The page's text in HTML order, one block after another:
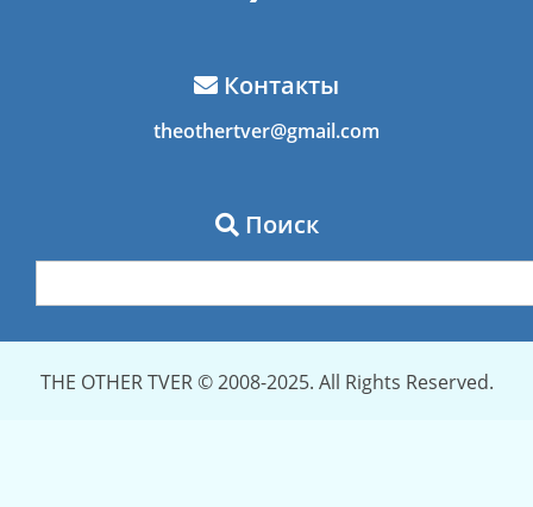
Контакты
theothertver@gmail.com
Поиск
THE OTHER TVER © 2008-2025. All Rights Reserved.